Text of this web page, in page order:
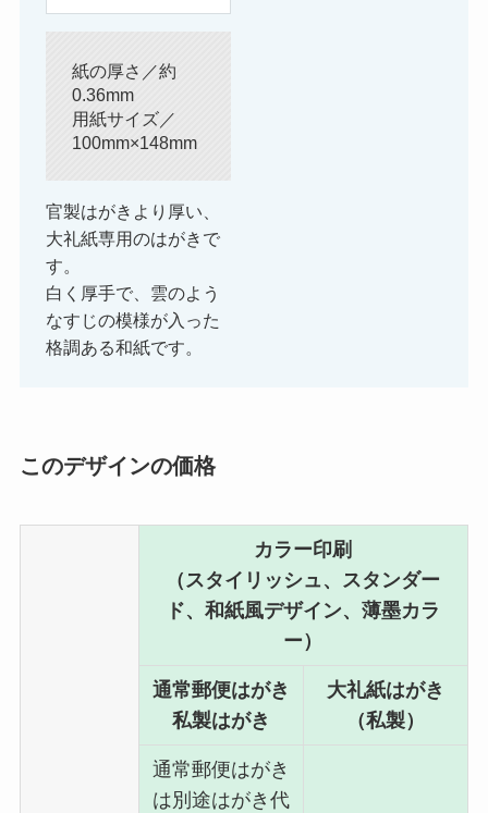
紙の厚さ／約
0.36mm
用紙サイズ／
100mm×148mm
官製はがきより厚い、
大礼紙専用のはがきで
す。
白く厚手で、雲のよう
なすじの模様が入った
格調ある和紙です。
このデザインの価格
カラー印刷
（スタイリッシュ、スタンダー
ド、和紙風デザイン、薄墨カラ
ー）
通常郵便はがき
私製はがき
大礼紙はがき
（私製）
通常郵便はがき
は別途はがき代